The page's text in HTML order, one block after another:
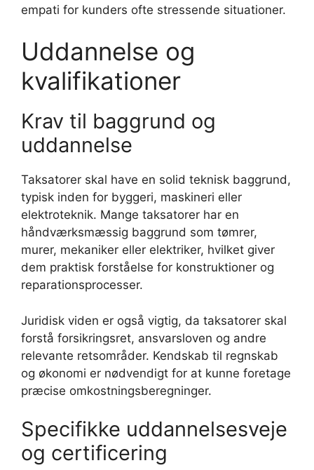
empati for kunders ofte stressende situationer.
Uddannelse og
kvalifikationer
Krav til baggrund og
uddannelse
Taksatorer skal have en solid teknisk baggrund,
typisk inden for byggeri, maskineri eller
elektroteknik. Mange taksatorer har en
håndværksmæssig baggrund som tømrer,
murer, mekaniker eller elektriker, hvilket giver
dem praktisk forståelse for konstruktioner og
reparationsprocesser.
Juridisk viden er også vigtig, da taksatorer skal
forstå forsikringsret, ansvarsloven og andre
relevante retsområder. Kendskab til regnskab
og økonomi er nødvendigt for at kunne foretage
præcise omkostningsberegninger.
Specifikke uddannelsesveje
og certificering